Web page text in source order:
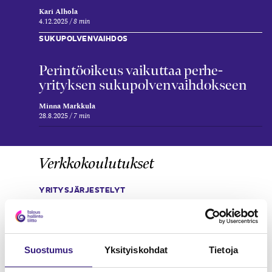
Suostumus Yksityiskohdat Tietoja
Kari Alhola
4.12.2025 8 min
SUKUPOLVENVAIHDOS
Perintö­oikeus vaikuttaa perhe­
yrityksen suku­polven­vaihdokseen
Minna Markkula
28.8.2025 7 min
Verkkokoulutukset
YRITYSJÄRJESTELYT